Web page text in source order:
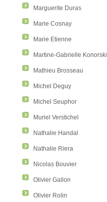
Marguerite Duras
Marie Cosnay
Marie Etienne
Martine-Gabrielle Konorski
Mathieu Brosseau
Michel Deguy
Michel Seuphor
Muriel Verstichel
Nathalie Handal
Nathalie Riera
Nicolas Bouvier
Olivier Gallon
Olivier Rolin